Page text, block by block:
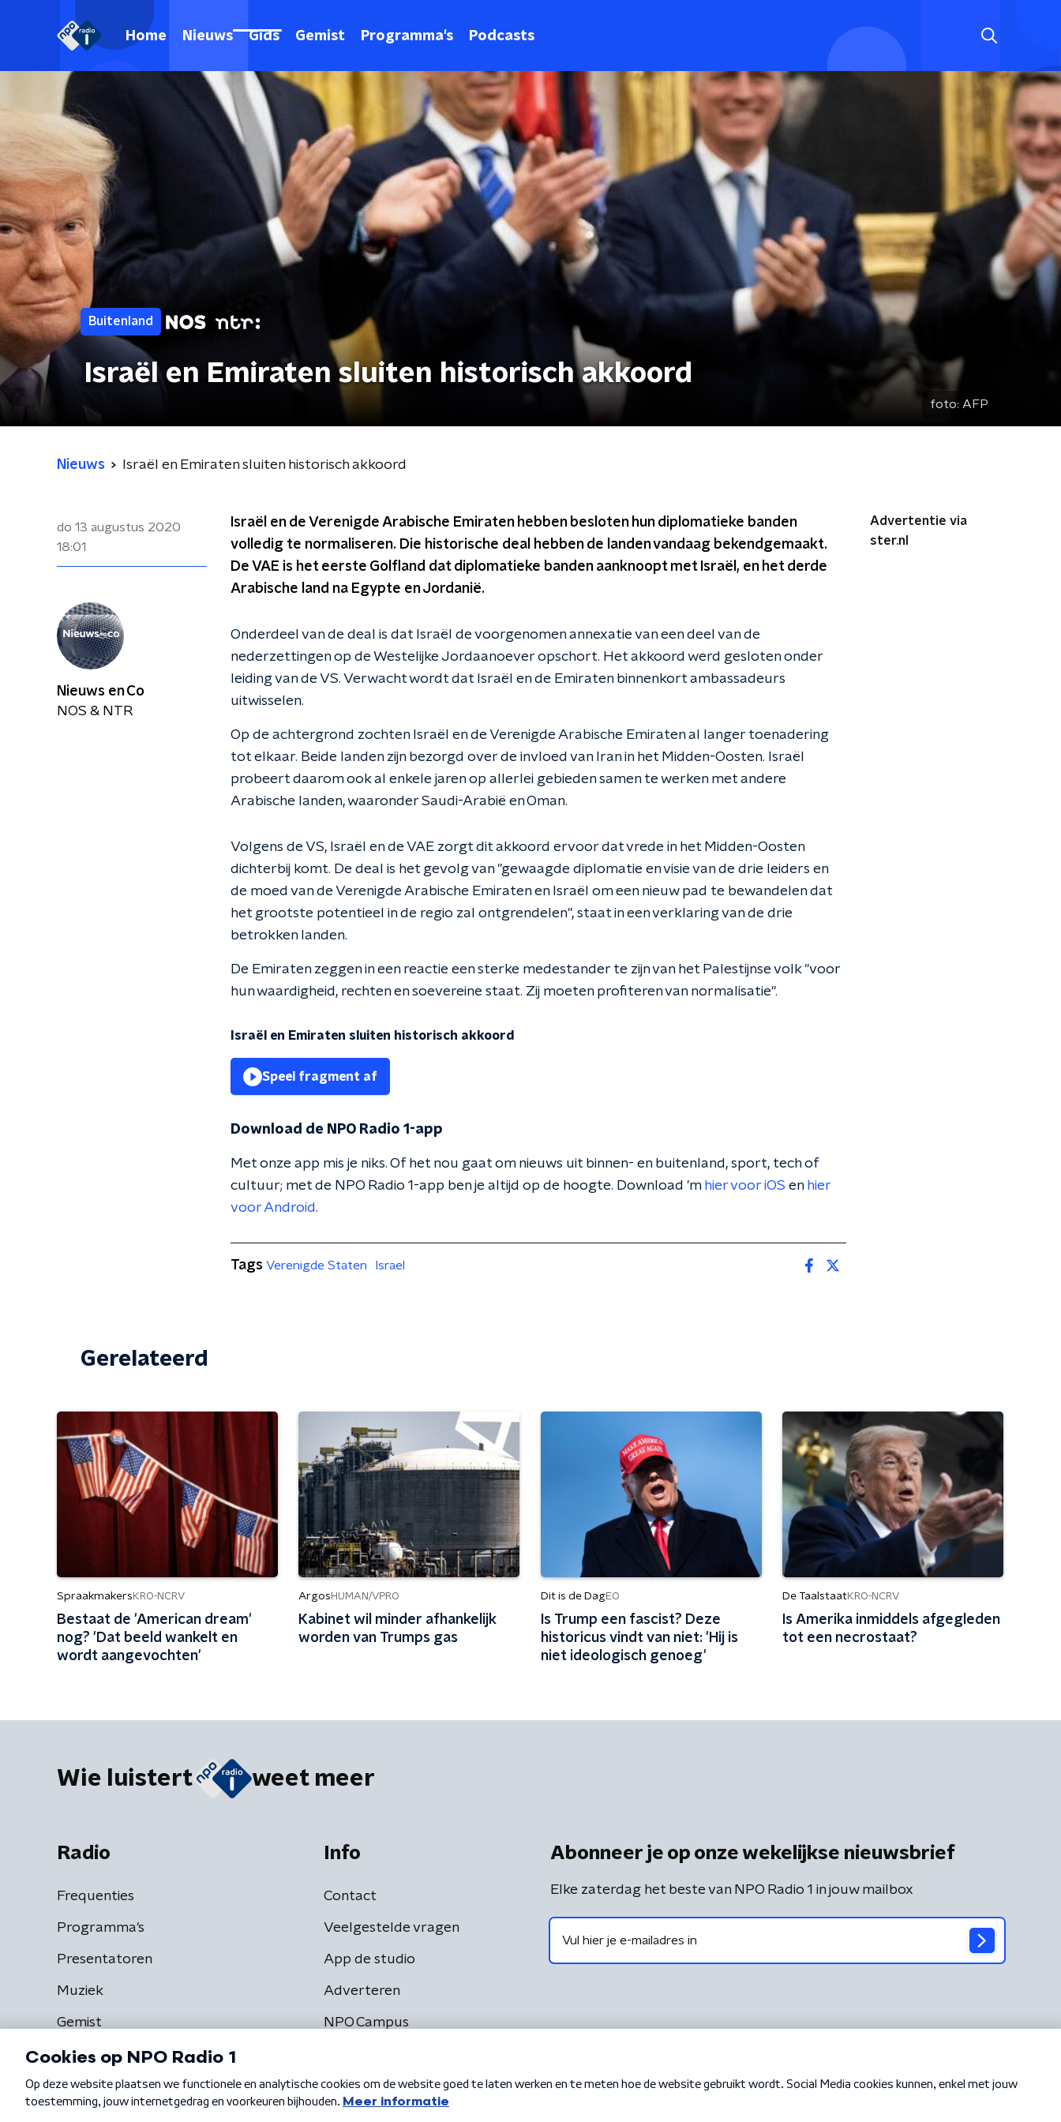
Home Nieuws Gids Gemist Programma's Podcasts
Buitenland
Israël en Emiraten sluiten historisch akkoord
foto: AFP
Nieuws Israël en Emiraten sluiten historisch akkoord
do 13 augustus 2020
18:01
Israël en de Verenigde Arabische Emiraten hebben besloten hun diplomatieke banden
volledig te normaliseren. Die historische deal hebben de landen vandaag bekendgemaakt.
De VAE is het eerste Golfland dat diplomatieke banden aanknoopt met Israël, en het derde
Arabische land na Egypte en Jordanië.
Onderdeel van de deal is dat Israël de voorgenomen annexatie van een deel van de
nederzettingen op de Westelijke Jordaanoever opschort. Het akkoord werd gesloten onder
leiding van de VS. Verwacht wordt dat Israël en de Emiraten binnenkort ambassadeurs
uitwisselen.
Op de achtergrond zochten Israël en de Verenigde Arabische Emiraten al langer toenadering
tot elkaar. Beide landen zijn bezorgd over de invloed van Iran in het Midden-Oosten. Israël
probeert daarom ook al enkele jaren op allerlei gebieden samen te werken met andere
Arabische landen, waaronder Saudi-Arabië en Oman.
Volgens de VS, Israël en de VAE zorgt dit akkoord ervoor dat vrede in het Midden-Oosten
dichterbij komt. De deal is het gevolg van "gewaagde diplomatie en visie van de drie leiders en
de moed van de Verenigde Arabische Emiraten en Israël om een nieuw pad te bewandelen dat
het grootste potentieel in de regio zal ontgrendelen", staat in een verklaring van de drie
betrokken landen.
De Emiraten zeggen in een reactie een sterke medestander te zijn van het Palestijnse volk "voor
hun waardigheid, rechten en soevereine staat. Zij moeten profiteren van normalisatie".
Israël en Emiraten sluiten historisch akkoord
Speel fragment af
Download de NPO Radio 1-app
Met onze app mis je niks. Of het nou gaat om nieuws uit binnen- en buitenland, sport, tech of
cultuur; met de NPO Radio 1-app ben je altijd op de hoogte. Download 'm hier voor iOS en hier
voor Android.
Advertentie via
ster.nl
Nieuws en Co
NOS & NTR
Tags Verenigde Staten Israel
Gerelateerd
Spraakmakers KRO-NCRV
Bestaat de 'American dream'
nog? 'Dat beeld wankelt en
wordt aangevochten'
Argos HUMAN/VPRO
Kabinet wil minder afhankelijk
worden van Trumps gas
Dit is de DagEO
Is Trump een fascist? Deze
historicus vindt van niet: 'Hij is
niet ideologisch genoeg'
De TaalstaatKRO-NCRV
Is Amerika inmiddels afgegleden
tot een necrostaat?
Wie luistert weet meer
Radio
Frequenties
Programma's
Presentatoren
Muziek
Gemist
Info
Contact
Veelgestelde vragen
App de studio
Adverteren
NPO Campus
Abonneer je op onze wekelijkse nieuwsbrief
Elke zaterdag het beste van NPO Radio 1 in jouw mailbox
Algemene voorwaarden Privacybeleid